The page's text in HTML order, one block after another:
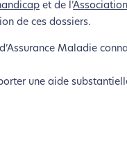
et de l’
de ces dossiers.
Maladie
une aide